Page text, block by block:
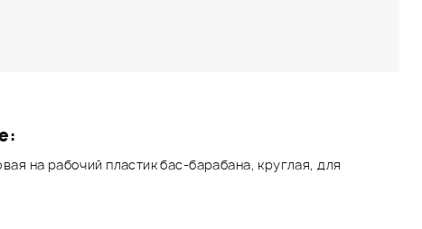
на рабочий пластик бас-барабана, круглая, для